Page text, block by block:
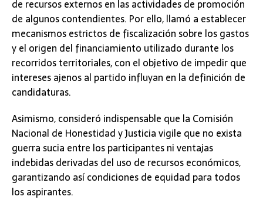
de recursos externos en las actividades de promoción
de algunos contendientes. Por ello, llamó a establecer
mecanismos estrictos de fiscalización sobre los gastos
y el origen del financiamiento utilizado durante los
recorridos territoriales, con el objetivo de impedir que
intereses ajenos al partido influyan en la definición de
candidaturas.
Asimismo, consideró indispensable que la Comisión
Nacional de Honestidad y Justicia vigile que no exista
guerra sucia entre los participantes ni ventajas
indebidas derivadas del uso de recursos económicos,
garantizando así condiciones de equidad para todos
los aspirantes.